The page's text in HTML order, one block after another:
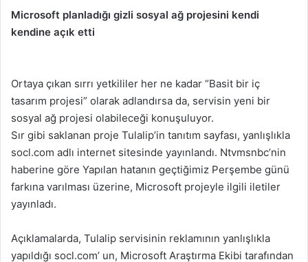
s
ö
n
d
e
r
m
e
Microsoft planladığı gizli sosyal ağ projesini kendi
kendine açık etti
Ortaya çıkan sırrı yetkililer her ne kadar “Basit bir iç
tasarım projesi” olarak adlandırsa da, servisin yeni bir
sosyal ağ projesi olabileceği konuşuluyor.
Sır gibi saklanan proje Tulalip’in tanıtım sayfası, yanlışlıkla
socl.com adlı internet sitesinde yayınlandı. Ntvmsnbc’nin
haberine göre Yapılan hatanın geçtiğimiz Perşembe günü
farkına varılması üzerine, Microsoft projeyle ilgili iletiler
yayınladı.
Açıklamalarda, Tulalip servisinin reklamının yanlışlıkla
yapıldığı socl.com’ un, Microsoft Araştırma Ekibi tarafından